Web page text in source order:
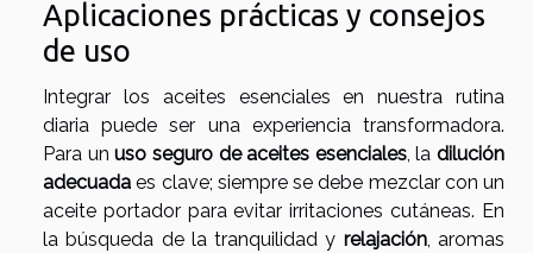
Aplicaciones prácticas y consejos
de uso
Integrar los aceites esenciales en nuestra rutina
diaria puede ser una experiencia transformadora.
Para unuso seguro de aceites esenciales, la dilución
adecuada es clave; siempre se debe mezclar con un
aceite portador para evitar irritaciones cutáneas. En
la búsqueda de la tranquilidad y relajación, aromas